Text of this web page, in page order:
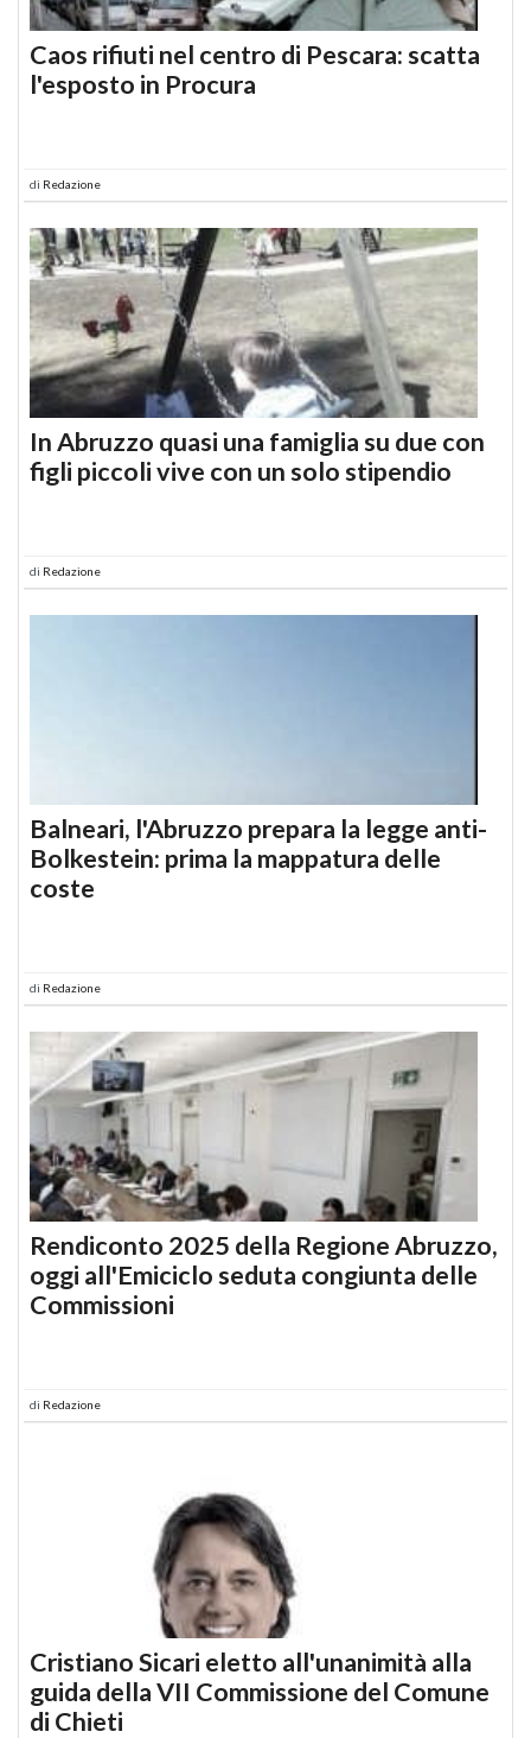
Caos rifiuti nel centro di Pescara: scatta
l'esposto in Procura
di Redazione
In Abruzzo quasi una famiglia su due con
figli piccoli vive con un solo stipendio
di Redazione
Balneari, l'Abruzzo prepara la legge anti-
Bolkestein: prima la mappatura delle
coste
di Redazione
Rendiconto 2025 della Regione Abruzzo,
oggi all'Emiciclo seduta congiunta delle
Commissioni
di Redazione
Cristiano Sicari eletto all'unanimità alla
guida della VII Commissione del Comune
di Chieti